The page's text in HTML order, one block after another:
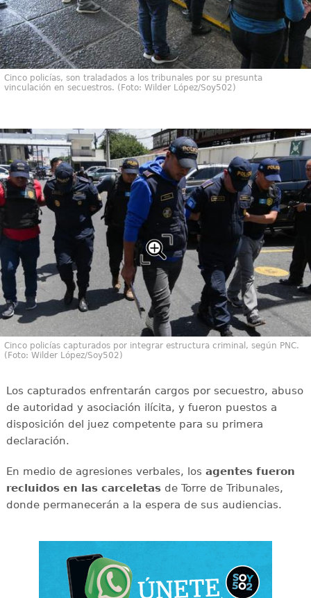
Cinco policías, son traladados a los tribunales por su presunta
vinculación en secuestros. (Foto: Wilder López/Soy502)
Cinco policías capturados por integrar estructura criminal, según PNC.
(Foto: Wilder López/Soy502)
Los capturados enfrentarán cargos por secuestro, abuso
de autoridad y asociación ilícita, y fueron puestos a
disposición del juez competente para su primera
declaración.
En medio de agresiones verbales, los agentes fueron
recluidos en las carceletasde Torre de Tribunales,
donde permanecerán a la espera de sus audiencias.